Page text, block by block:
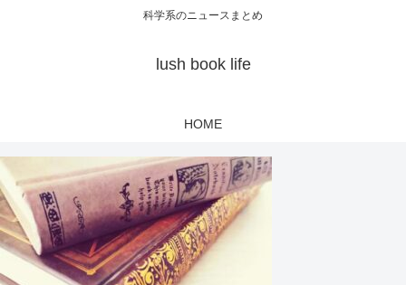
科学系のニュースまとめ
lush book life
HOME